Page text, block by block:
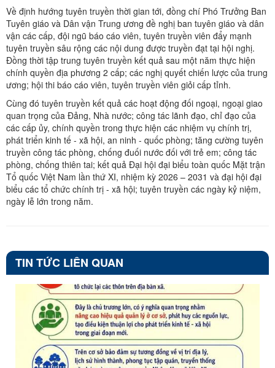
Về định hướng tuyên truyền thời gian tới, đồng chí Phó Trưởng Ban
Tuyên giáo và Dân vận Trung ương đề nghị ban tuyên giáo và dân
vận các cấp, đội ngũ báo cáo viên, tuyên truyền viên đẩy mạnh
tuyên truyền sâu rộng các nội dung được truyền đạt tại hội nghị.
Đồng thời tập trung tuyên truyền kết quả sau một năm thực hiện
chính quyền địa phương 2 cấp; các nghị quyết chiến lược của trung
ương; hội thi báo cáo viên, tuyên truyền viên giỏi cấp tỉnh.
Cùng đó tuyên truyền kết quả các hoạt động đối ngoại, ngoại giao
quan trọng của Đảng, Nhà nước; công tác lãnh đạo, chỉ đạo của
các cấp ủy, chính quyền trong thực hiện các nhiệm vụ chính trị,
phát triển kinh tế - xã hội, an ninh - quốc phòng; tăng cường tuyên
truyền công tác phòng, chống đuối nước đối với trẻ em; công tác
phòng, chống thiên tai; kết quả Đại hội đại biểu toàn quốc Mặt trận
Tổ quốc Việt Nam lần thứ XI, nhiệm kỳ 2026 – 2031 và đại hội đại
biểu các tổ chức chính trị - xã hội; tuyên truyền các ngày kỷ niệm,
ngày lễ lớn trong năm.
TIN TỨC LIÊN QUAN